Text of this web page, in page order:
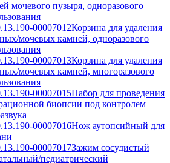
мочевого пузыря, одноразового
00007012Корзина для удаления
мочевых камней, одноразового
00007013Корзина для удаления
мочевых камней, многоразового
00007015Набор для проведения
биопсии под контролем
00007016Нож аутопсийный для
00007017Зажим сосудистый
педиатрический